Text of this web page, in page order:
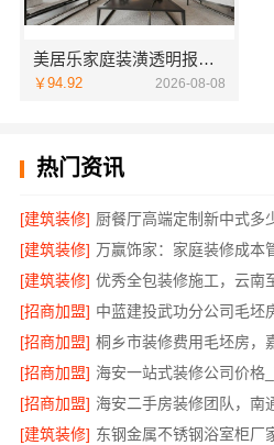
美居乐家庭装潢透明报价联系电话
￥94.92 2026-08-08
热门资讯
[建筑装修] 厨餐厅高端定制新中式多
[建筑装修] 万赢饰家：家庭装修成本
[建筑装修] 优秀全包装修施工，云南
[招商加盟] 中蓝建投武功分公司毛坯
[招商加盟] 桐乡市装修费用毛坯房，
[招商加盟] 海安一站式装修公司价格
[招商加盟] 海安二手房装修团队，南
[建筑装修] 东钢金属不锈钢浴室柜厂